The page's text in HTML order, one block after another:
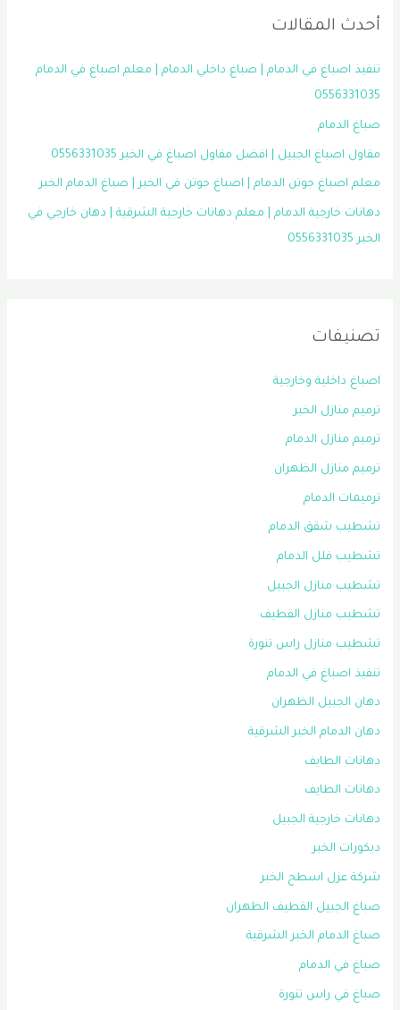
أحدث المقالات
تنفيذ اصباغ في الدمام | صباغ داخلي الدمام | معلم اصباغ في الدمام
0556331035
صباغ الدمام
مقاول اصباغ الجبيل | افضل مقاول اصباغ في الخبر 0556331035
معلم اصباغ جوتن الدمام | اصباغ جوتن في الخبر | صباغ الدمام الخبر
دهانات خارجية الدمام | معلم دهانات خارجية الشرقية | دهان خارجي في
الخبر 0556331035
تصنيفات
اصباغ داخلية وخارجية
ترميم منازل الخبر
ترميم منازل الدمام
ترميم منازل الظهران
ترميمات الدمام
تشطيب شقق الدمام
تشطيب فلل الدمام
تشطيب منازل الجبيل
تشطيب منازل القطيف
تشطيب منازل راس تنورة
تنفيذ اصباغ في الدمام
دهان الجبيل الظهران
دهان الدمام الخبر الشرقية
دهانات الطايف
دهانات الطايف
دهانات خارجية الجبيل
ديكورات الخبر
شركة عزل اسطح الخبر
صباغ الجبيل القطيف الظهران
صباغ الدمام الخبر الشرقية
صباغ في الدمام
صباغ في راس تنورة